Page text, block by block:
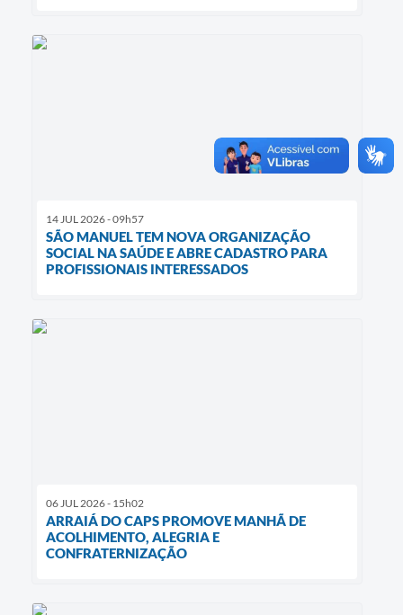
14 JUL 2026 - 09h57
SÃO MANUEL TEM NOVA ORGANIZAÇÃO
SOCIAL NA SAÚDE E ABRE CADASTRO PARA
PROFISSIONAIS INTERESSADOS
06 JUL 2026 - 15h02
ARRAIÁ DO CAPS PROMOVE MANHÃ DE
ACOLHIMENTO, ALEGRIA E
CONFRATERNIZAÇÃO